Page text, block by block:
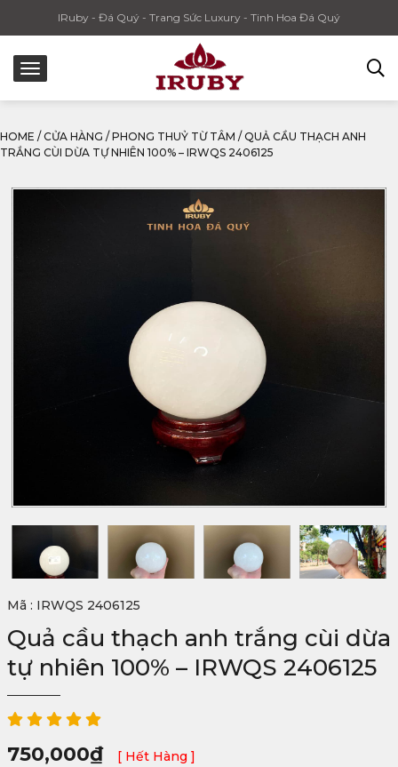
IRuby - Đá Quý - Trang Sức Luxury - Tinh Hoa Đá Quý
HOME / CỬA HÀNG / PHONG THUỶ TỪ TÂM / QUẢ CẦU THẠCH ANH
TRẮNG CÙI DỪA TỰ NHIÊN 100% – IRWQS 2406125
Mã : IRWQS 2406125
Quả cầu thạch anh trắng cùi dừa
tự nhiên 100% – IRWQS 2406125
750,000₫ [ Hết Hàng ]